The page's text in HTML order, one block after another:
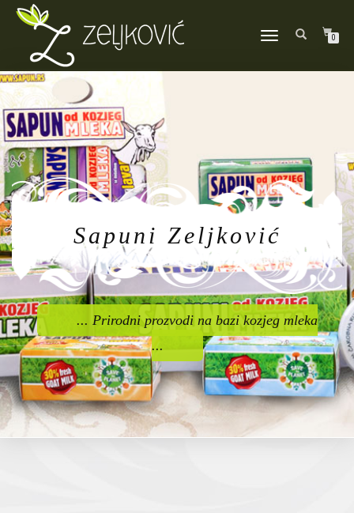
TOGGLE
0
Sapuni Zeljković
... Prirodni prozvodi na bazi kozjeg mleka
...